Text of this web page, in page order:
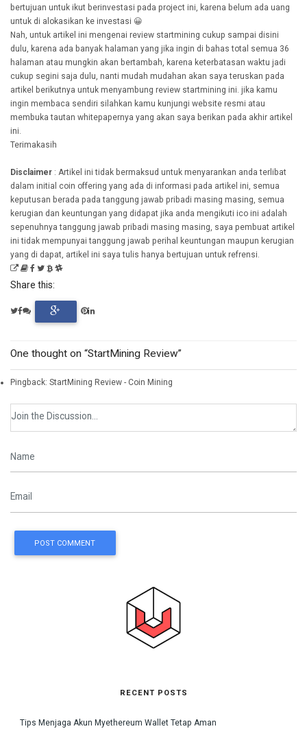
bertujuan untuk ikut berinvestasi pada project ini, karena belum ada uang
untuk di alokasikan ke investasi 😀
Nah, untuk artikel ini mengenai review startmining cukup sampai disini
dulu, karena ada banyak halaman yang jika ingin di bahas total semua 36
halaman atau mungkin akan bertambah, karena keterbatasan waktu jadi
cukup segini saja dulu, nanti mudah mudahan akan saya teruskan pada
artikel berikutnya untuk menyambung review startmining ini. jika kamu
ingin membaca sendiri silahkan kamu kunjungi website resmi atau
membuka tautan whitepapernya yang akan saya berikan pada akhir artikel
ini.
Terimakasih
Disclaimer : Artikel ini tidak bermaksud untuk menyarankan anda terlibat
dalam initial coin offering yang ada di informasi pada artikel ini, semua
keputusan berada pada tanggung jawab pribadi masing masing, semua
kerugian dan keuntungan yang didapat jika anda mengikuti ico ini adalah
sepenuhnya tanggung jawab pribadi masing masing, saya pembuat artikel
ini tidak mempunyai tanggung jawab perihal keuntungan maupun kerugian
yang di dapat, artikel ini saya tulis hanya bertujuan untuk refrensi.
Share this:
One thought on “StartMining Review”
Pingback: StartMining Review - Coin Mining
POST COMMENT
RECENT POSTS
Tips Menjaga Akun Myethereum Wallet Tetap Aman